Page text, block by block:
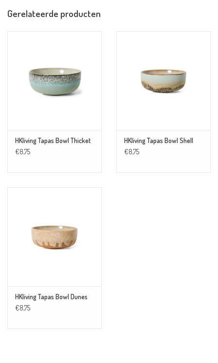
Overige informatie:
••Magnetron- en vaatwasserbestendig
Gerelateerde producten
HKliving Tapas Bowl Thicket
€8,75
HKliving Tapas Bowl Shell
€8,75
HKliving Tapas Bowl Dunes
€8,75